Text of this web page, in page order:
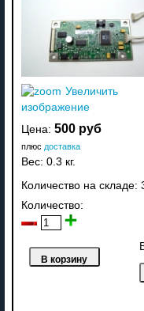
Увеличить
изображение
Цена: 500 руб
плюс доставка
Вес: 0.3 кг.
Количество на складе:
Количество: